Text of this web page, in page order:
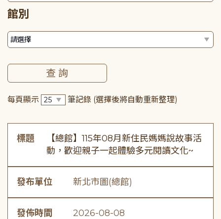
館別
每頁顯示 筆記錄 (選擇後將自動重新整理)
標題
【總館】115年08月新住民媽媽說故事活
動，歡迎親子一起體驗多元閱讀文化~
發布單位 新北市圖(總館)
發佈時間 2026-08-08